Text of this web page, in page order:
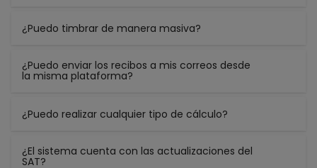
¿Puedo timbrar de manera masiva?
¿Puedo enviar los recibos a mis correos desde
la misma plataforma?
¿Puedo realizar cualquier tipo de cálculo?
¿El sistema cuenta con las actualizaciones del
SAT?